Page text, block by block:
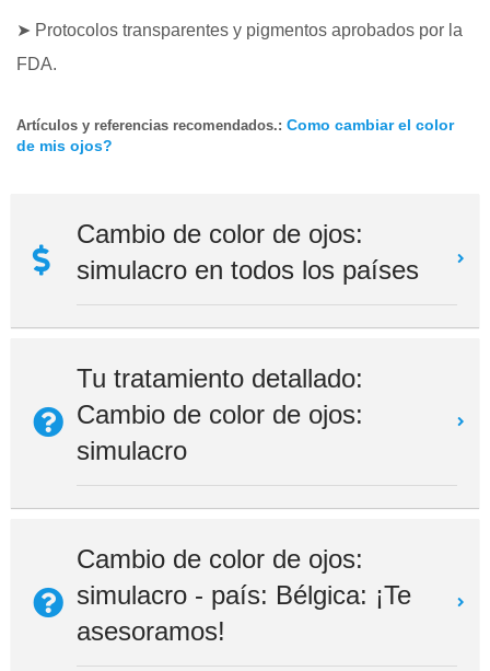
➤ Protocolos transparentes y pigmentos aprobados por la
FDA.
Artículos y referencias recomendados.: Como cambiar el color
de mis ojos?
Cambio de color de ojos:
simulacro en todos los países
Tu tratamiento detallado:
Cambio de color de ojos:
simulacro
Cambio de color de ojos:
simulacro - país: Bélgica: ¡Te
asesoramos!